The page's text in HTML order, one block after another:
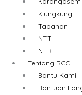
Klungkung
Tabanan
NTT
NTB
Tentang BCC
Bantu Kami
Bantuan